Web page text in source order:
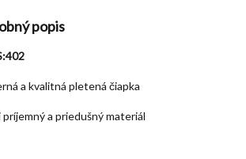
popis
a kvalitná pletená čiapka
príjemný a priedušný materiál